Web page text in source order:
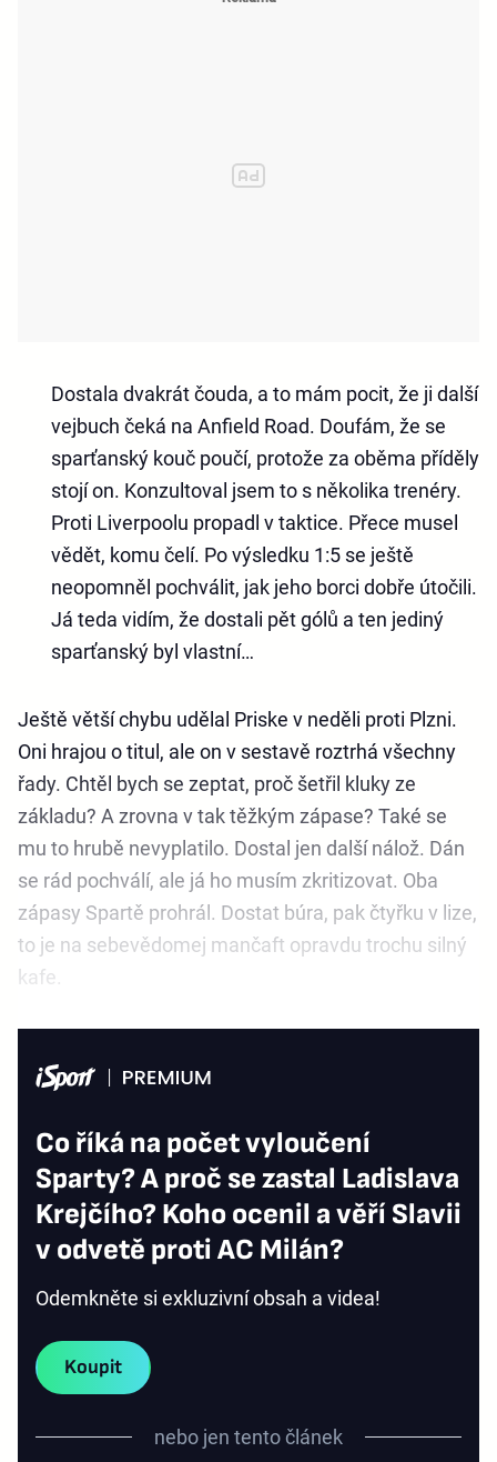
Dostala dvakrát čouda, a to mám pocit, že ji další
vejbuch čeká na Anfield Road. Doufám, že se
sparťanský kouč poučí, protože za oběma příděly
stojí on. Konzultoval jsem to s několika trenéry.
Proti Liverpoolu propadl v taktice. Přece musel
vědět, komu čelí. Po výsledku 1:5 se ještě
neopomněl pochválit, jak jeho borci dobře útočili.
Já teda vidím, že dostali pět gólů a ten jediný
sparťanský byl vlastní…
Ještě větší chybu udělal Priske v neděli proti Plzni.
Oni hrajou o titul, ale on v sestavě roztrhá všechny
řady. Chtěl bych se zeptat, proč šetřil kluky ze
základu? A zrovna v tak těžkým zápase? Také se
mu to hrubě nevyplatilo. Dostal jen další nálož. Dán
se rád pochválí, ale já ho musím zkritizovat. Oba
zápasy Spartě prohrál. Dostat búra, pak čtyřku v lize,
to je na sebevědomej mančaft opravdu trochu silný
kafe.
Co říká na počet vyloučení
Sparty? A proč se zastal Ladislava
Krejčího? Koho ocenil a věří Slavii
v odvetě proti AC Milán?
Odemkněte si exkluzivní obsah a videa!
Koupit
nebo jen tento článek